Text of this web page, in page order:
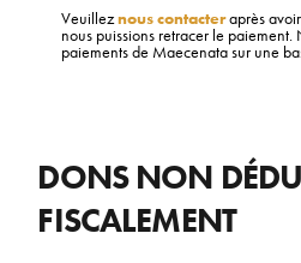
Veuilleznous contacteraprès
nous puissions retracer le paiement.
paiements de Maecenata sur une
DONS NON
FISCALEMENT